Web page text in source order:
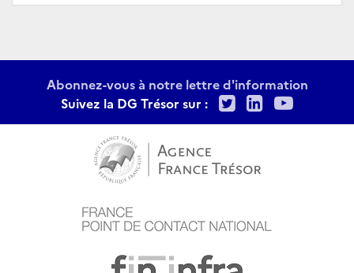
Abonnez-vous à notre lettre d'information
Suivez la DG Trésor sur :
TwitterLinkedIn